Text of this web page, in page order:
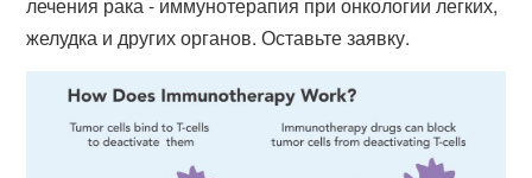
лечения рака - иммунотерапия при онкологии легких,
желудка и других органов. Оставьте заявку.